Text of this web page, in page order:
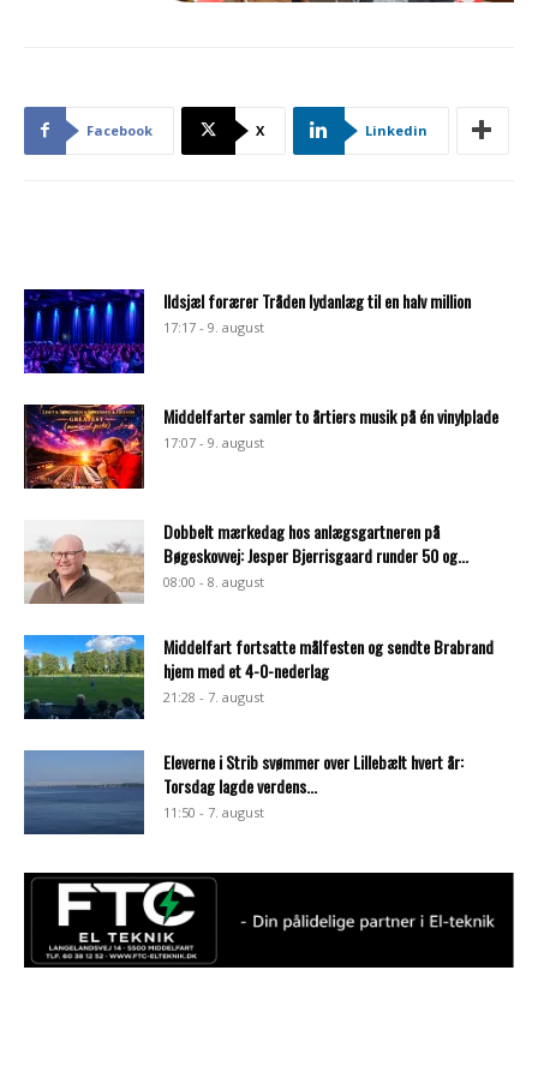
Facebook X Linkedin
Ildsjæl forærer Tråden lydanlæg til en halv million
17:17 - 9. august
Middelfarter samler to årtiers musik på én vinylplade
17:07 - 9. august
Dobbelt mærkedag hos anlægsgartneren på
Bøgeskovvej: Jesper Bjerrisgaard runder 50 og...
08:00 - 8. august
Middelfart fortsatte målfesten og sendte Brabrand
hjem med et 4-0-nederlag
21:28 - 7. august
Eleverne i Strib svømmer over Lillebælt hvert år:
Torsdag lagde verdens...
11:50 - 7. august